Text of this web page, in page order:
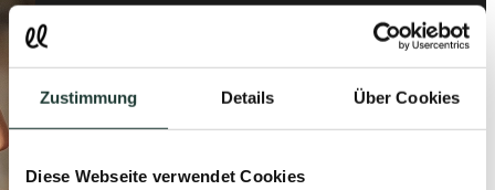
Zustimmung Details Über Cookies
Diese Webseite verwendet Cookies